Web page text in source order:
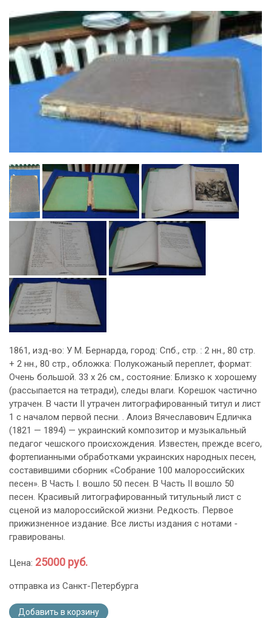
1861, изд-во: У М. Бернарда, город: Спб., стр. : 2 нн., 80 стр.
+ 2 нн., 80 стр., обложка: Полукожаный переплет, формат:
Очень большой. 33 х 26 см., состояние: Близко к хорошему
(рассыпается на тетради), следы влаги. Корешок частично
утрачен. В части II утрачен литографированный титул и лист
1 с началом первой песни. . Алоиз Вячеславович Едличка
(1821 — 1894) — украинский композитор и музыкальный
педагог чешского происхождения. Известен, прежде всего,
фортепианными обработками украинских народных песен,
составившими сборник «Собрание 100 малороссийских
песен». В Часть I. вошло 50 песен. В Часть II вошло 50
песен. Красивый литографированный титульный лист с
сценой из малороссийской жизни. Редкость. Первое
прижизненное издание. Все листы издания с нотами -
гравированы.
Цена: 25000 руб.
отправка из Санкт-Петербурга
Добавить в корзину